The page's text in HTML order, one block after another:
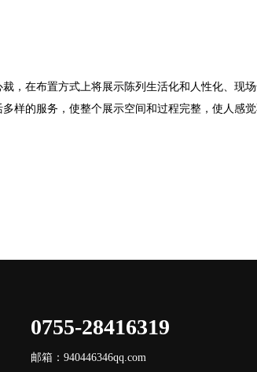
，在布置方式上将展示陈列生活化和人性化、现
样的服务，使整个展示空间和过程完整，使人感
0755-28416319
邮箱：940446346qq.com